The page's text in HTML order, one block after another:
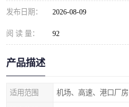
发布日期： 2026-08-09
阅 读 量： 92
产品描述
适用范围 机场、高速、港口厂房